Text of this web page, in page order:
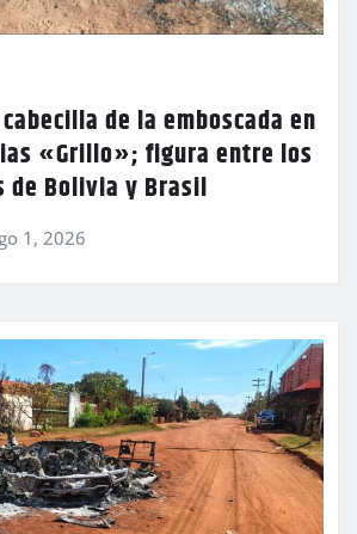
de la emboscada en
«Grillo»; figura entre los
de Bolivia y Brasil
1, 2026